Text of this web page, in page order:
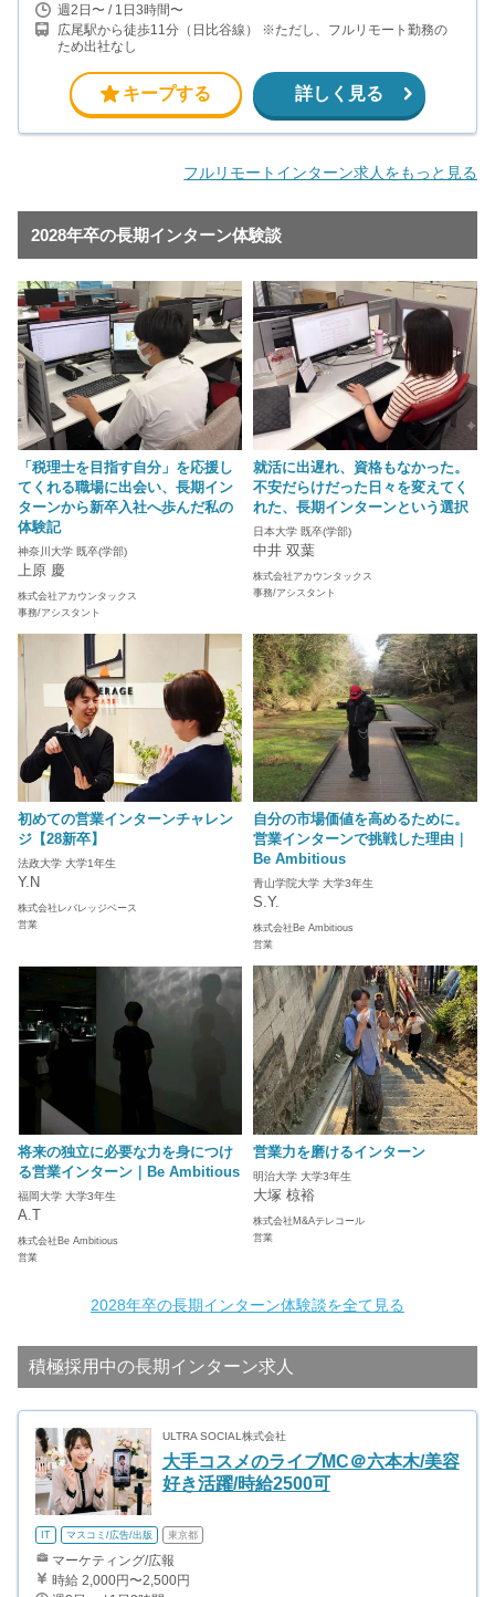
週2日〜 / 1日3時間〜
広尾駅から徒歩11分（日比谷線） ※ただし、フルリモート勤務の
ため出社なし
キープする 詳しく見る
フルリモートインターン求人をもっと見る
2028年卒の長期インターン体験談
「税理士を目指す自分」を応援し
てくれる職場に出会い、長期イン
ターンから新卒入社へ歩んだ私の
体験記
神奈川大学 既卒(学部)
上原 慶
株式会社アカウンタックス
事務/アシスタント
就活に出遅れ、資格もなかった。
不安だらけだった日々を変えてく
れた、長期インターンという選択
日本大学 既卒(学部)
中井 双葉
株式会社アカウンタックス
事務/アシスタント
初めての営業インターンチャレン
ジ【28新卒】
法政大学 大学1年生
Y.N
株式会社レバレッジベース
営業
自分の市場価値を高めるために。
営業インターンで挑戦した理由｜
Be Ambitious
青山学院大学 大学3年生
S.Y.
株式会社Be Ambitious
営業
将来の独立に必要な力を身につけ
る営業インターン｜Be Ambitious
福岡大学 大学3年生
A.T
株式会社Be Ambitious
営業
営業力を磨けるインターン
明治大学 大学3年生
大塚 椋裕
株式会社M&Aテレコール
営業
2028年卒の長期インターン体験談を全て見る
積極採用中の長期インターン求人
ULTRA SOCIAL株式会社
大手コスメのライブMC＠六本木/美容
好き活躍/時給2500可
IT マスコミ/広告/出版 東京都
マーケティング/広報
時給 2,000円〜2,500円